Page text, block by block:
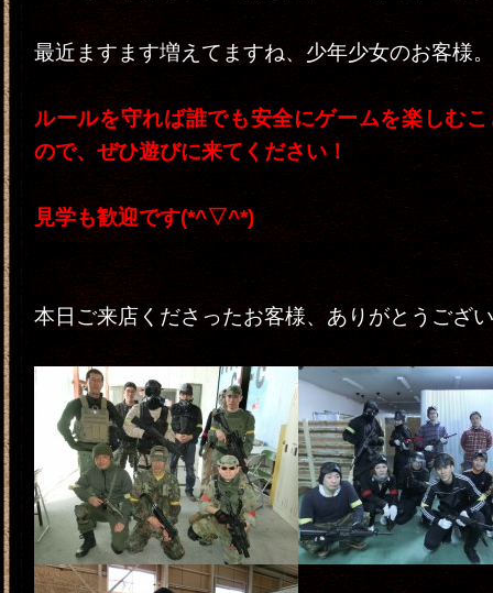
最近ますます増えてますね、少年少女のお客様。
ルールを守れば誰でも安全にゲームを楽しむ
ので、ぜひ遊びに来てください！
見学も歓迎です(*^▽^*)
本日ご来店くださったお客様、ありがとうござ